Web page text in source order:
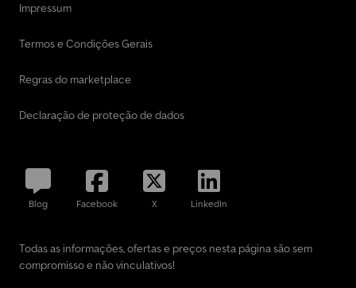
Impressum
Termos e Condições Gerais
Regras do marketplace
Declaração de proteção de dados
Blog Facebook X LinkedIn
Todas as informações, ofertas e preços nesta página são sem
compromisso e não vinculativos!